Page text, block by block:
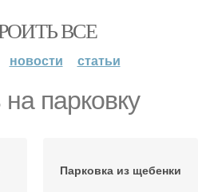
ВСЕ
новости статьи
на парковку
Парковка из щебенки